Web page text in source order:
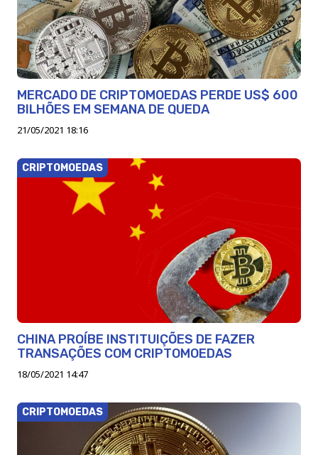
MERCADO DE CRIPTOMOEDAS PERDE US$ 600
BILHÕES EM SEMANA DE QUEDA
21/05/2021 18:16
CRIPTOMOEDAS
CHINA PROÍBE INSTITUIÇÕES DE FAZER
TRANSAÇÕES COM CRIPTOMOEDAS
18/05/2021 14:47
CRIPTOMOEDAS